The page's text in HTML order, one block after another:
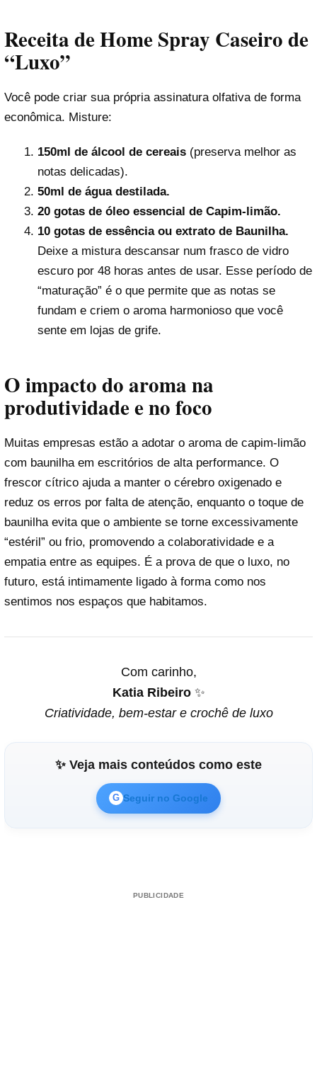
Receita de Home Spray Caseiro de
“Luxo”
Você pode criar sua própria assinatura olfativa de forma
econômica. Misture:
150ml de álcool de cereais(preserva melhor as
notas delicadas).
50ml de água destilada.
20 gotas de óleo essencial de Capim-limão.
10 gotas de essência ou extrato de Baunilha.
Deixe a mistura descansar num frasco de vidro
escuro por 48 horas antes de usar. Esse período de
“maturação” é o que permite que as notas se
fundam e criem o aroma harmonioso que você
sente em lojas de grife.
O impacto do aroma na
produtividade e no foco
Muitas empresas estão a adotar o aroma de capim-limão
com baunilha em escritórios de alta performance. O
frescor cítrico ajuda a manter o cérebro oxigenado e
reduz os erros por falta de atenção, enquanto o toque de
baunilha evita que o ambiente se torne excessivamente
“estéril” ou frio, promovendo a colaboratividade e a
empatia entre as equipes. É a prova de que o luxo, no
futuro, está intimamente ligado à forma como nos
sentimos nos espaços que habitamos.
Com carinho,
Katia Ribeiro✨
Criatividade, bem-estar e crochê de luxo
✨ Veja mais conteúdos como este
G Seguir no Google
PUBLICIDADE